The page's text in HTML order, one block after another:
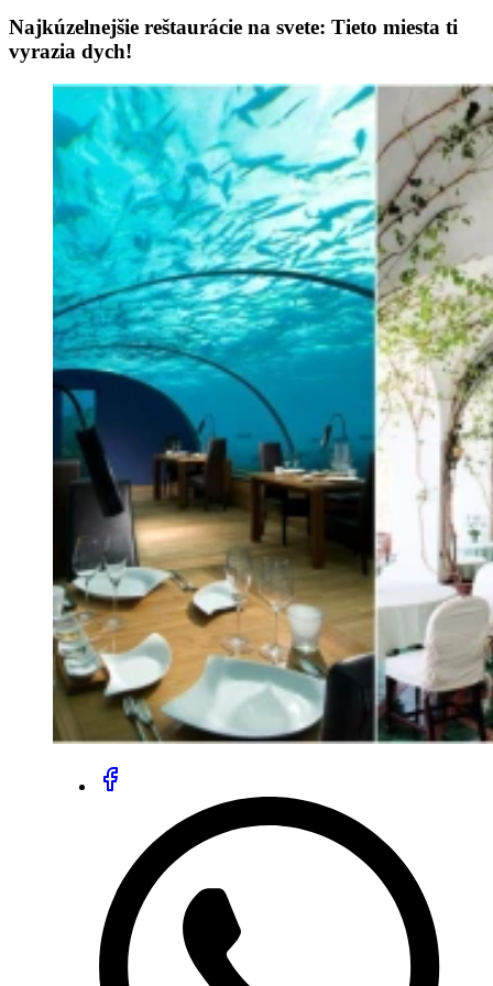
Najkúzelnejšie reštaurácie na svete: Tieto miesta ti
vyrazia dych!